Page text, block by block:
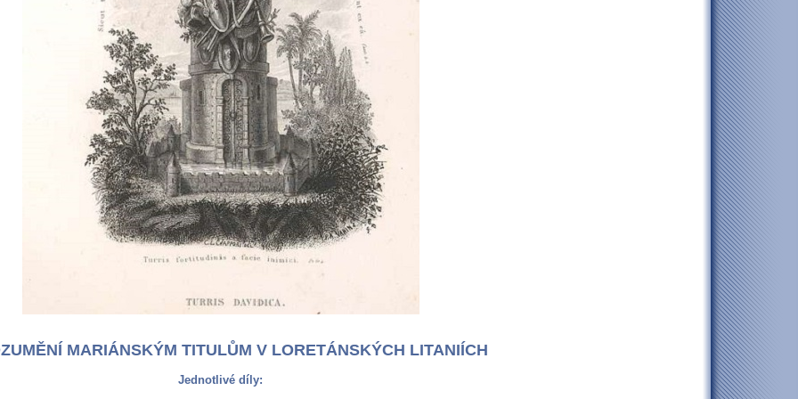
MARIÁNSKÝM TITULŮM V LORETÁNSKÝCH LITANIÍCH
Jednotlivé díly: